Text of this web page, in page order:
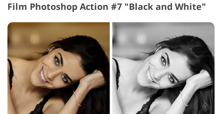
Film Photoshop Action #7 "Black and White"